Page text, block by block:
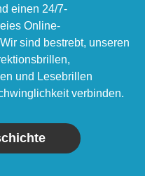
einen 24/7-
Online-
sind bestrebt, unseren
und Lesebrillen
verbinden.